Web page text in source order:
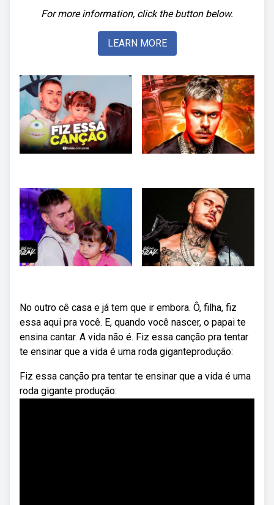
For more information, click the button below.
LEARN MORE
No outro cê casa e já tem que ir embora. Ô, filha, fiz
essa aqui pra você. E, quando você nascer, o papai te
ensina cantar. A vida não é. Fiz essa canção pra tentar
te ensinar que a vida é uma roda giganteprodução:
Fiz essa canção pra tentar te ensinar que a vida é uma
roda gigante produção: